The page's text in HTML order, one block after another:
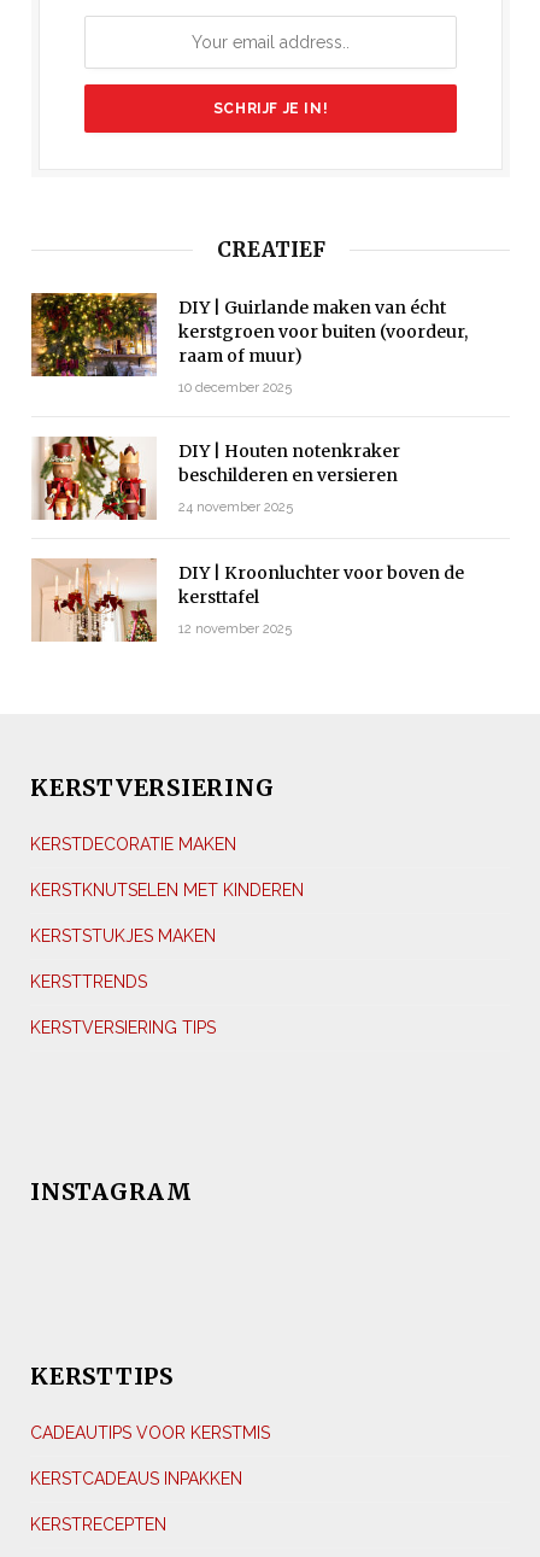
CREATIEF
DIY | Guirlande maken van écht
kerstgroen voor buiten (voordeur,
raam of muur)
10 december 2025
DIY | Houten notenkraker
beschilderen en versieren
24 november 2025
DIY | Kroonluchter voor boven de
kersttafel
12 november 2025
KERSTVERSIERING
KERSTDECORATIE MAKEN
KERSTKNUTSELEN MET KINDEREN
KERSTSTUKJES MAKEN
KERSTTRENDS
KERSTVERSIERING TIPS
INSTAGRAM
KERSTTIPS
CADEAUTIPS VOOR KERSTMIS
KERSTCADEAUS INPAKKEN
KERSTRECEPTEN